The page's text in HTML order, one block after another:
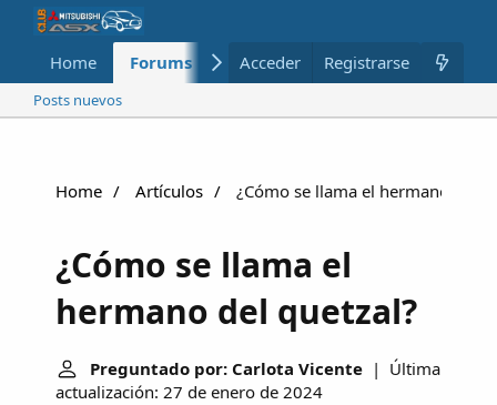
Home Forums Nuevo Miembros
Acceder Registrarse
Posts nuevos
Home Artículos ¿Cómo se llama el hermano del
¿Cómo se llama el
hermano del quetzal?
Preguntado por: Carlota Vicente | Última
actualización: 27 de enero de 2024